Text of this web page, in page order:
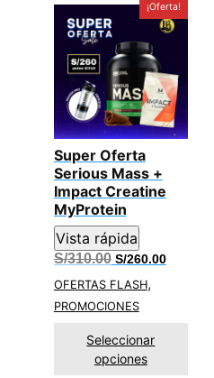
¡Oferta!
Super Oferta
Serious Mass +
Impact Creatine
MyProtein
Vista rápida
S/310.00 El
original
S/310.00.
S/260.00El
OFERTAS FLASH,
PROMOCIONES
Seleccionar
opciones